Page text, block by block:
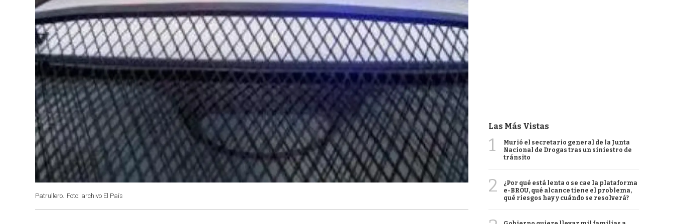
Patrullero. Foto: archivo El País
Las Más Vistas
1
Murió el secretario general de la Junta
Nacional de Drogas tras un siniestro de
tránsito
2
¿Por qué está lenta o se cae la plataforma
e-BROU, qué alcance tiene el problema,
qué riesgos hay y cuándo se resolverá?